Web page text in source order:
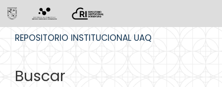
REPOSITORIO INSTITUCIONAL UAQ
Buscar